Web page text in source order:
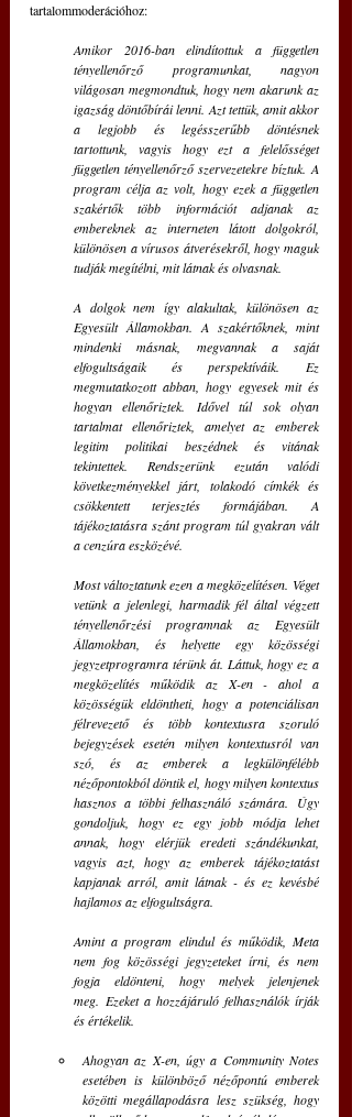
tartalommoderációhoz:
Amikor 2016-ban elindítottuk a független
tényellenőrző programunkat, nagyon
világosan megmondtuk, hogy nem akarunk az
igazság döntőbírái lenni. Azt tettük, amit akkor
a legjobb és legésszerűbb döntésnek
tartottunk, vagyis hogy ezt a felelősséget
független tényellenőrző szervezetekre bíztuk. A
program célja az volt, hogy ezek a független
szakértők több információt adjanak az
embereknek az interneten látott dolgokról,
különösen a vírusos átverésekről, hogy maguk
tudják megítélni, mit látnak és olvasnak.
A dolgok nem így alakultak, különösen az
Egyesült Államokban. A szakértőknek, mint
mindenki másnak, megvannak a saját
elfogultságaik és perspektíváik.
Ez
megmutatkozott abban, hogy egyesek mit és
hogyan ellenőriztek.
Idővel túl sok olyan
tartalmat ellenőriztek, amelyet az emberek
legitim politikai beszédnek és vitának
tekintettek.
Rendszerünk ezután valódi
következményekkel járt, tolakodó címkék és
csökkentett terjesztés formájában.
A
tájékoztatásra szánt program túl gyakran vált
a cenzúra eszközévé.
Most változtatunk ezen a megközelítésen. Véget
vetünk a jelenlegi, harmadik fél által végzett
tényellenőrzési programnak az Egyesült
Államokban, és helyette egy közösségi
jegyzetprogramra térünk át. Láttuk, hogy ez a
megközelítés működik az X-en - ahol a
közösségük eldöntheti, hogy a potenciálisan
félrevezető és több kontextusra szoruló
bejegyzések esetén milyen kontextusról van
szó, és az emberek a legkülönfélébb
nézőpontokból döntik el, hogy milyen kontextus
hasznos a többi felhasználó számára.
Úgy
gondoljuk, hogy ez egy jobb módja lehet
annak, hogy elérjük eredeti szándékunkat,
vagyis azt, hogy az emberek tájékoztatást
kapjanak arról, amit látnak - és ez kevésbé
hajlamos az elfogultságra.
Amint a program elindul és működik, Meta
nem fog közösségi jegyzeteket írni, és nem
fogja eldönteni, hogy melyek jelenjenek
meg. Ezeket a hozzájáruló felhasználók írják
és értékelik.
Ahogyan az X-en, úgy a Community Notes
esetében is különböző nézőpontú emberek
közötti megállapodásra lesz szükség, hogy